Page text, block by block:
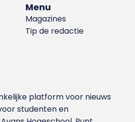
Menu
Magazines
Tip de redactie
platform voor nieuws
studenten en